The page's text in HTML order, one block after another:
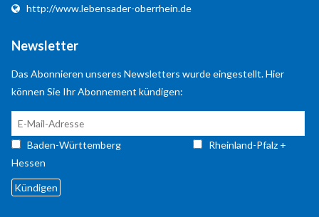
http://www.lebensader-oberrhein.de
Newsletter
Das Abonnieren unseres Newsletters wurde eingestellt. Hier
können Sie Ihr Abonnement kündigen:
Baden-Württemberg
Rheinland-Pfalz +
Hessen
für Rheinland-Pfalz + Hessen
RobertEgeling
An den Rheinwiesen 5
+49 6721 14367
info@Lebensader-Oberrhein.de
http://www.lebensader-oberrhein.de
Kontaktformular